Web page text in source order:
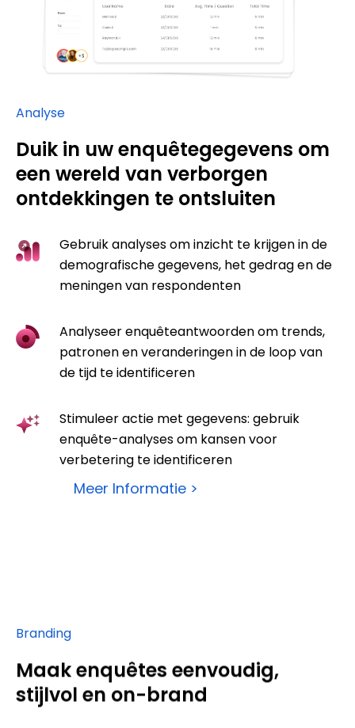
Analyse
Duik in uw enquêtegegevens om
een wereld van verborgen
ontdekkingen te ontsluiten
Gebruik analyses om inzicht te krijgen in de
demografische gegevens, het gedrag en de
meningen van respondenten
Analyseer enquêteantwoorden om trends,
patronen en veranderingen in de loop van
de tijd te identificeren
Stimuleer actie met gegevens: gebruik
enquête-analyses om kansen voor
verbetering te identificeren
Meer Informatie >
Branding
Maak enquêtes eenvoudig,
stijlvol en on-brand